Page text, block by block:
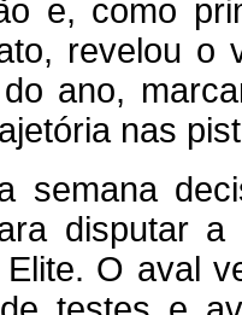
e, como
revelou o
ano,
nas
semana
disputar
Elite. O aval